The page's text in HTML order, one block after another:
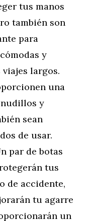
tus manos
también son
para
y
largos.
una
y
sean
de usar.
par de botas
tus
de accidente,
tu agarre
un